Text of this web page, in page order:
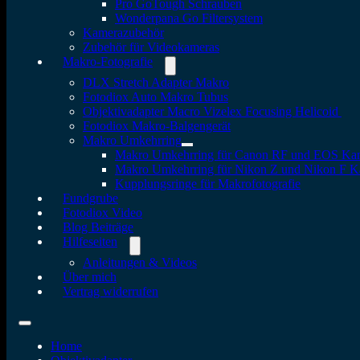
Pro GoTough Schrauben
Wonderpana Go Filtersystem
Kamerazubehör
Zubehör für Videokameras
Makro-Fotografie
DLX Stretch Adapter Makro
Fotodiox Auto Makro Tubus
Objektivadapter Macro Vizelex Focusing Helicoid
Fotodiox Makro-Balgengerät
Makro Umkehrring
Makro Umkehrring für Canon RF und EOS
Makro Umkehrring für Nikon Z und Nikon F
Kupplungsringe für Makrofotografie
Fundgrube
Fotodiox Video
Blog Beiträge
Hilfeseiten
Anleitungen & Videos
Über mich
Vertrag widerrufen
Home